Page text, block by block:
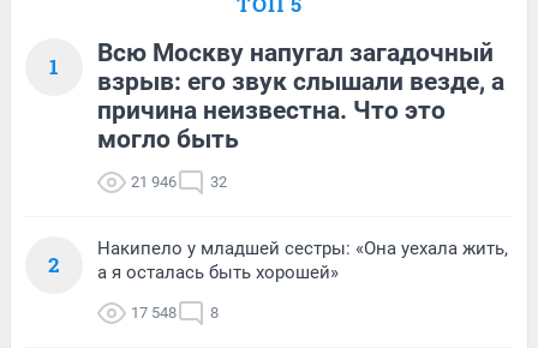
1
Всю Москву напугал загадочный
взрыв: его звук слышали везде, а
причина неизвестна. Что это
могло быть
21 946 32
2
Накипело у младшей сестры: «Она уехала жить,
а я осталась быть хорошей»
17 548 8